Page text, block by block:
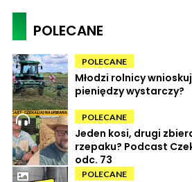
POLECANE
POLECANE
Młodzi rolnicy
pieniędzy wystarczy?
POLECANE
Jeden kosi, drugi
rzepaku? Podcast
odc. 73
POLECANE